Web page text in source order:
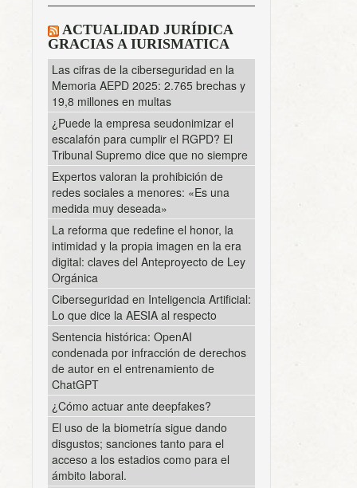
ACTUALIDAD JURÍDICA
GRACIAS A IURISMATICA
Las cifras de la ciberseguridad en la
Memoria AEPD 2025: 2.765 brechas y
19,8 millones en multas
¿Puede la empresa seudonimizar el
escalafón para cumplir el RGPD? El
Tribunal Supremo dice que no siempre
Expertos valoran la prohibición de
redes sociales a menores: «Es una
medida muy deseada»
La reforma que redefine el honor, la
intimidad y la propia imagen en la era
digital: claves del Anteproyecto de Ley
Orgánica
Ciberseguridad en Inteligencia Artificial:
Lo que dice la AESIA al respecto
Sentencia histórica: OpenAI
condenada por infracción de derechos
de autor en el entrenamiento de
ChatGPT
¿Cómo actuar ante deepfakes?
El uso de la biometría sigue dando
disgustos; sanciones tanto para el
acceso a los estadios como para el
ámbito laboral.